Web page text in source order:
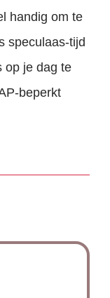
handig om te
speculaas-tijd
op je dag te
beperkt